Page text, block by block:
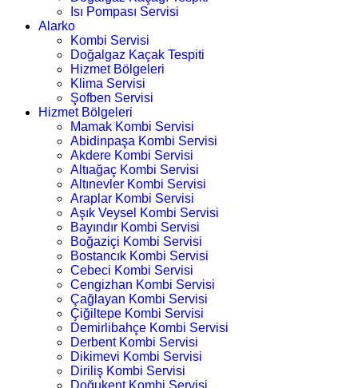
Isı Pompası Servisi
Alarko
Kombi Servisi
Doğalgaz Kaçak Tespiti
Hizmet Bölgeleri
Klima Servisi
Şofben Servisi
Hizmet Bölgeleri
Mamak Kombi Servisi
Abidinpaşa Kombi Servisi
Akdere Kombi Servisi
Altıağaç Kombi Servisi
Altınevler Kombi Servisi
Araplar Kombi Servisi
Aşık Veysel Kombi Servisi
Bayındır Kombi Servisi
Boğaziçi Kombi Servisi
Bostancık Kombi Servisi
Cebeci Kombi Servisi
Cengizhan Kombi Servisi
Çağlayan Kombi Servisi
Çiğiltepe Kombi Servisi
Demirlibahçe Kombi Servisi
Derbent Kombi Servisi
Dikimevi Kombi Servisi
Diriliş Kombi Servisi
Doğukent Kombi Servisi